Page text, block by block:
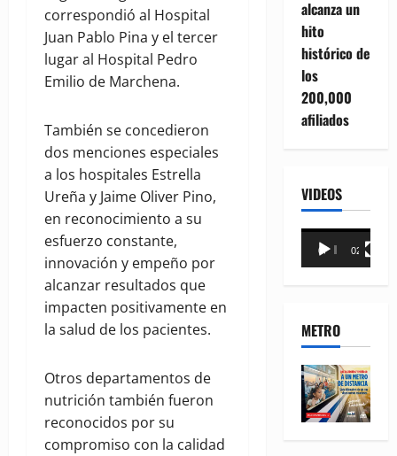
correspondió al Hospital
Juan Pablo Pina y el tercer
lugar al Hospital Pedro
Emilio de Marchena.
También se concedieron
dos menciones especiales
a los hospitales Estrella
Ureña y Jaime Oliver Pino,
en reconocimiento a su
esfuerzo constante,
innovación y empeño por
alcanzar resultados que
impacten positivamente en
la salud de los pacientes.
Otros departamentos de
nutrición también fueron
reconocidos por su
compromiso con la calidad
alcanza un
hito
histórico de
los
200,000
afiliados
VIDEOS
Reproductor
00:00 02:18
METRO